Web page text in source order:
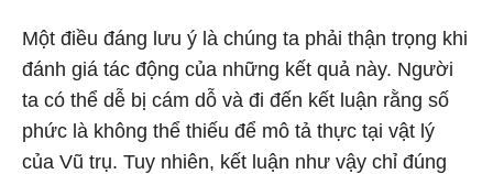
Một điều đáng lưu ý là chúng ta phải thận trọng khi
đánh giá tác động của những kết quả này. Người
ta có thể dễ bị cám dỗ và đi đến kết luận rằng số
phức là không thể thiếu để mô tả thực tại vật lý
của Vũ trụ. Tuy nhiên, kết luận như vậy chỉ đúng